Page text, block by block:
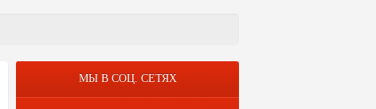
МЫ В СОЦ. СЕТЯХ